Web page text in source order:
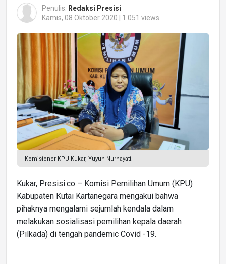
Penulis: Redaksi Presisi
Kamis, 08 Oktober 2020 | 1.051 views
Komisioner KPU Kukar, Yuyun Nurhayati.
Kukar, Presisi.co – Komisi Pemilihan Umum (KPU)
Kabupaten Kutai Kartanegara mengakui bahwa
pihaknya mengalami sejumlah kendala dalam
melakukan sosialisasi pemilihan kepala daerah
(Pilkada) di tengah pandemic Covid -19.